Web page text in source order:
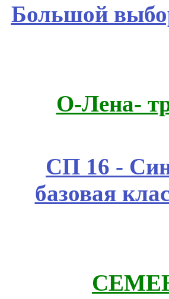
Большой
О-Лена-
СП 16 -
базовая